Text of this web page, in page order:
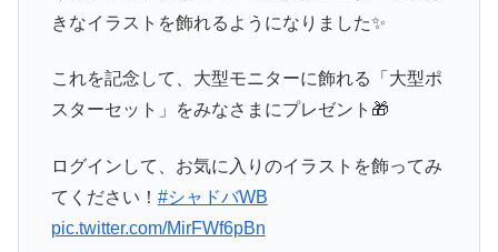
きなイラストを飾れるようになりました✨
これを記念して、大型モニターに飾れる「大型ポ
スターセット」をみなさまにプレゼント🎁
ログインして、お気に入りのイラストを飾ってみ
てください！ #シャドバWB
pic.twitter.com/MirFWf6pBn